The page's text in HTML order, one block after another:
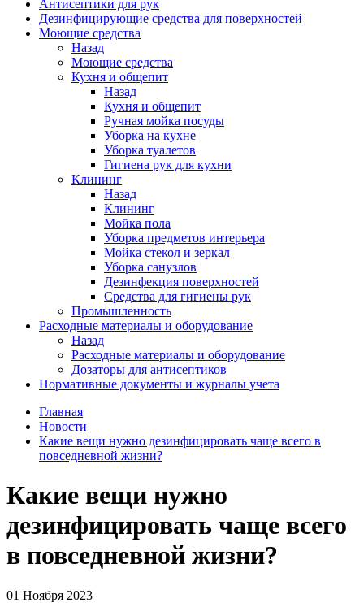
Антисептики для рук
Дезинфицирующие средства для поверхностей
Моющие средства
Назад
Моющие средства
Кухня и общепит
Назад
Кухня и общепит
Ручная мойка посуды
Уборка на кухне
Уборка туалетов
Гигиена рук для кухни
Клининг
Назад
Клининг
Мойка пола
Уборка предметов интерьера
Мойка стекол и зеркал
Уборка санузлов
Дезинфекция поверхностей
Средства для гигиены рук
Промышленность
Расходные материалы и оборудование
Назад
Расходные материалы и оборудование
Дозаторы для антисептиков
Нормативные документы и журналы учета
Главная
Новости
Какие вещи нужно дезинфицировать чаще всего в
повседневной жизни?
Какие вещи нужно
дезинфицировать чаще всего
в повседневной жизни?
01 Ноября 2023